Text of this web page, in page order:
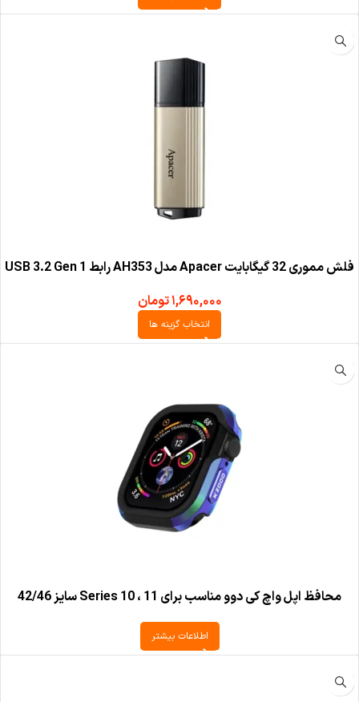
فلش مموری 32 گیگابایت Apacer مدل AH353 رابط USB 3.2 Gen 1
۱,۶۹۰,۰۰۰تومان
انتخاب گزینه ها
محافظ اپل واچ کی دوو مناسب برای Series 10 ، 11 سایز 42/46
اطلاعات بیشتر